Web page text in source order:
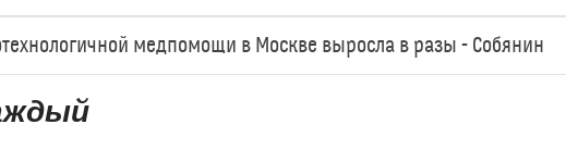
медпомощи в Москве выросла в разы - Собянин